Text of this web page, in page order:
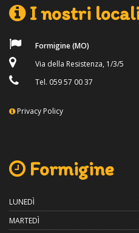
I nostri
Formigine (MO)
Via della Resistenza, 1/3/5
Tel. 059 57 00 37
Privacy Policy
Formigine
LUNEDÌ
MARTEDÌ